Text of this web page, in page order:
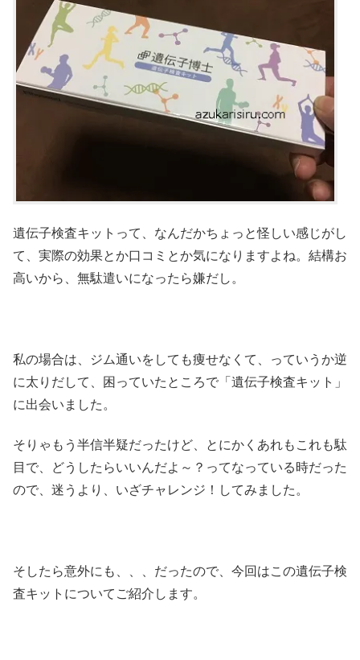
遺伝子検査キットって、なんだかちょっと怪しい感じがし
て、実際の効果とか口コミとか気になりますよね。結構お
高いから、無駄遣いになったら嫌だし。
私の場合は、ジム通いをしても痩せなくて、っていうか逆
に太りだして、困っていたところで「遺伝子検査キット」
に出会いました。
そりゃもう半信半疑だったけど、とにかくあれもこれも駄
目で、どうしたらいいんだよ～？ってなっている時だった
ので、迷うより、いざチャレンジ！してみました。
そしたら意外にも、、、だったので、今回はこの遺伝子検
査キットについてご紹介します。